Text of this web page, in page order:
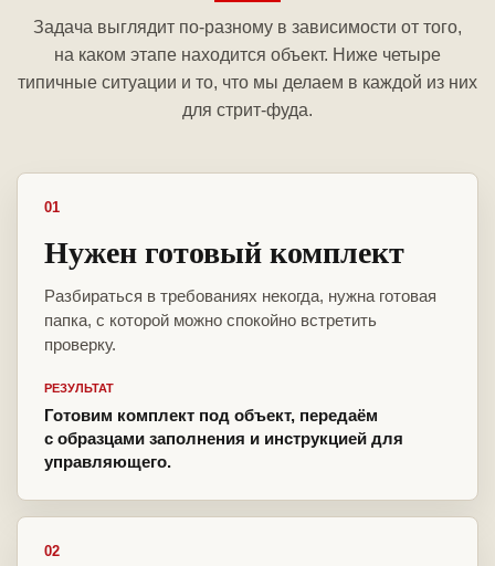
Задача выглядит по-разному в зависимости от того,
на каком этапе находится объект. Ниже четыре
типичные ситуации и то, что мы делаем в каждой из них
для стрит-фуда.
01
Нужен готовый комплект
Разбираться в требованиях некогда, нужна готовая
папка, с которой можно спокойно встретить
проверку.
РЕЗУЛЬТАТ
Готовим комплект под объект, передаём
с образцами заполнения и инструкцией для
управляющего.
02